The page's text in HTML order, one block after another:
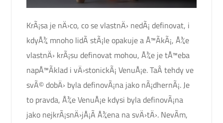
KrÃ¡sa je nÄ›co, co se vlastnÄ› nedÃ¡ definovat, i
kdyÅ¾ mnoho lidÃ­ stÃ¡le opakuje a Å™Ã­kÃ¡, Å¾e
vlastnÄ› krÃ¡su definovat mohou, Å¾e je tÅ™eba
napÅ™Ã­klad i vÄ›stonickÃ¡ VenuÅ¡e. TaÂ tehdy ve
svÃ© dobÄ› byla definovÃ¡na jako nÃ¡dhernÃ¡. Je
to pravda, Å¾e VenuÅ¡e kdysi byla definovÃ¡na
jako nejkrÃ¡snÄ›jÅ¡Ã­ Å¾ena na svÄ›tÄ›. NevÃ­m,